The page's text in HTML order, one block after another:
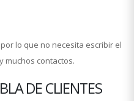
lo que no necesita escribir el
muchos contactos.
DE CLIENTES